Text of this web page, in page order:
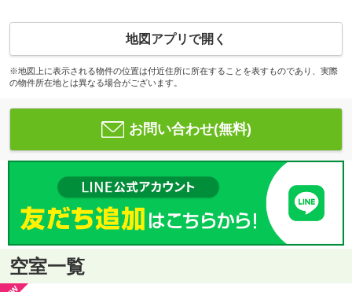
地図アプリで開く
※地図上に表示される物件の位置は付近住所に所在することを表すものであり、実際
の物件所在地とは異なる場合がございます。
お問い合わせ(無料)
空室一覧